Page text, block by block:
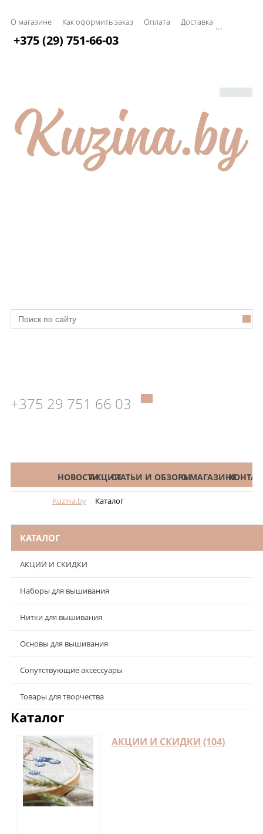
О магазине Как оформить заказ Оплата Доставка ...
+375 (29) 751-66-03
+375 29 751 66 03
КАТАЛОГНОВОСТИАКЦИИСТАТЬИ И ОБЗОРЫО МАГАЗИНЕ
Kuzina.by Каталог
КАТАЛОГ
АКЦИИ И СКИДКИ
Наборы для вышивания
Нитки для вышивания
Основы для вышивания
Сопутствующие аксессуары
Товары для творчества
Каталог
АКЦИИ И СКИДКИ (104)